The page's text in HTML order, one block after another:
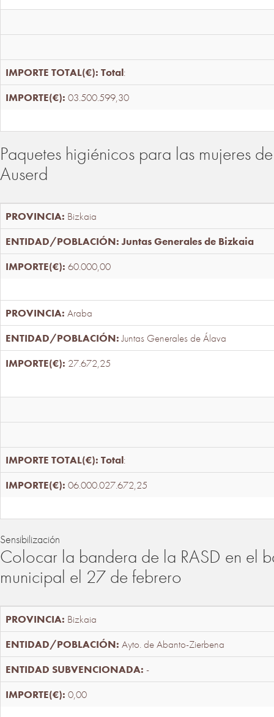
Total:
03.500.599,30
Paquetes higiénicos para las mujeres
Auserd
Bizkaia
Juntas Generales de Bizkaia
60.000,00
Araba
Juntas Generales de Álava
27.672,25
Total:
06.000.027.672,25
Sensibilización
Colocar la bandera de la RASD en el
municipal el 27 de febrero
Bizkaia
Ayto. de Abanto-Zierbena
-
0,00